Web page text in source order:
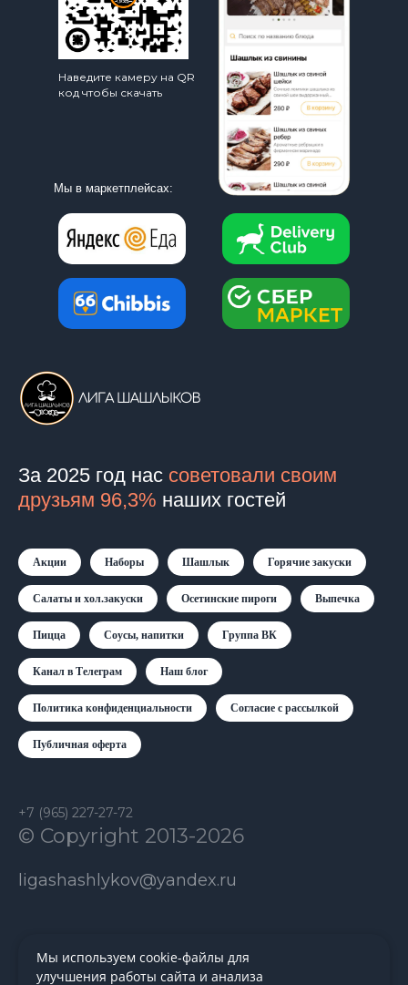
Наведите камеру на QR
код чтобы скачать
Мы в маркетплейсах:
За 2025 год нас советовали своим
друзьям 96,3% наших гостей
Акции Наборы Шашлык Горячие закуски
Салаты и хол.закуски Осетинские пироги Выпечка
Пицца Соусы, напитки Группа ВК
Канал в Телеграм Наш блог
Политика конфиденциальности Согласие с рассылкой
Публичная оферта
+7 (965) 227-27-72
© Copyright 2013-2026
ligashashlykov@yandex.ru
Мы используем cookie-файлы для
улучшения работы сайта и анализа